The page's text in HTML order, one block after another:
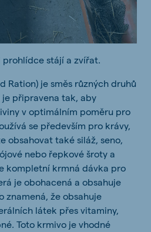
prohlídce stájí a zvířat.
Ration) je směs různých druhů
připravena tak, aby
v optimálním poměru pro
se především pro krávy,
obsahovat také siláž, seno,
nebo řepkové šroty a
kompletní krmná dávka pro
je obohacená a obsahuje
znamená, že obsahuje
látek přes vitaminy,
Toto krmivo je vhodné